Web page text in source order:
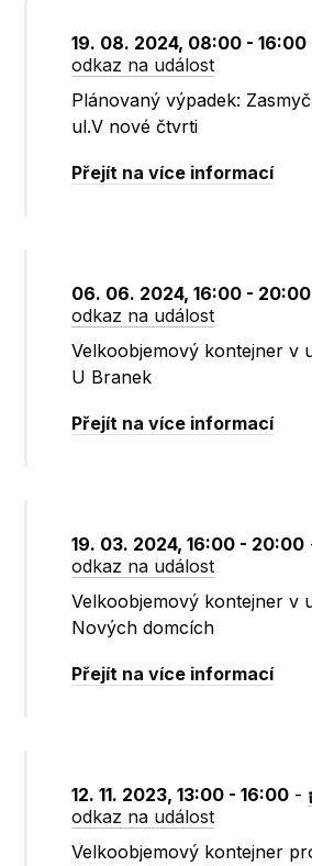
19. 08. 2024, 08:00 - 16:00
odkaz na událost
Plánovaný výpadek:
ul.V nové čtvrti
Přejít na více informací
06. 06. 2024, 16:00 - 20:00
odkaz na událost
Velkoobjemový kontejner v
U Branek
Přejít na více informací
19. 03. 2024, 16:00 - 20:00
odkaz na událost
Velkoobjemový kontejner v
Nových domcích
Přejít na více informací
12. 11. 2023, 13:00 - 16:00 -
odkaz na událost
Velkoobjemový kontejner